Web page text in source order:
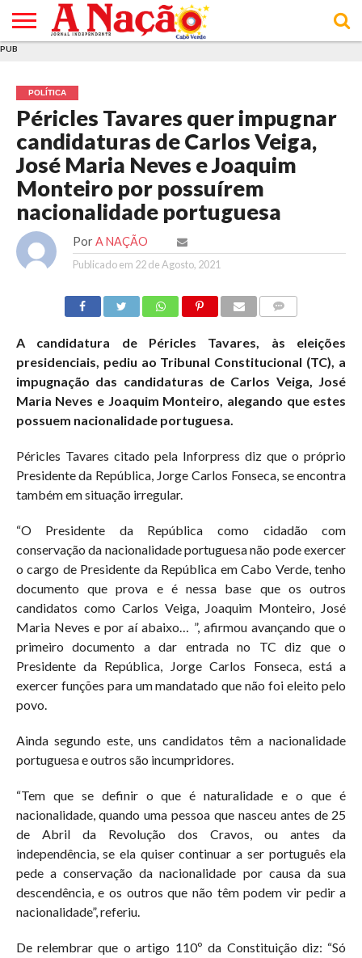
E DE
COOKIES
DE
UTILIZAÇÃO
PUB
POLÍTICA
Péricles Tavares quer impugnar
candidaturas de Carlos Veiga,
José Maria Neves e Joaquim
Monteiro por possuírem
nacionalidade portuguesa
Por A NAÇÃO
Publicado em 22 de Agosto, 2021
A candidatura de Péricles Tavares, às eleições
presidenciais, pediu ao Tribunal Constitucional (TC), a
impugnação das candidaturas de Carlos Veiga, José
Maria Neves e Joaquim Monteiro, alegando que estes
possuem nacionalidade portuguesa.
Péricles Tavares citado pela Inforpress diz que o próprio
Presidente da República, Jorge Carlos Fonseca, se encontra
também em situação irregular.
“O Presidente da República como cidadão com
conservação da nacionalidade portuguesa não pode exercer
o cargo de Presidente da República em Cabo Verde, tenho
documento que prova e é nessa base que os outros
candidatos como Carlos Veiga, Joaquim Monteiro, José
Maria Neves e por aí abaixo… ”, afirmou avançando que o
primeiro documento a dar entrada no TC diz que o
Presidente da República, Jorge Carlos Fonseca, está a
exercer funções para um mandatado que não foi eleito pelo
povo.
Ainda segundo este, uns candidatos têm a nacionalidade
portuguesa e outros são incumpridores.
“Tem que se definir o que é naturalidade e o que é
nacionalidade, quando uma pessoa que nasceu antes de 25
de Abril da Revolução dos Cravos, ou antes da
independência, se ela quiser continuar a ser português ela
pede a conservação da nacionalidade por causa da sua
descendência, e os outros que não têm podem vir pedir a
nacionalidade”, referiu.
De relembrar que o artigo 110º da Constituição diz: “Só